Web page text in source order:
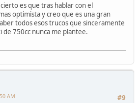
es que tras hablar con el
optimista y creo que es una gran
todos esos trucos que sinceramente
de 750cc nunca me plantee.
#9
AM